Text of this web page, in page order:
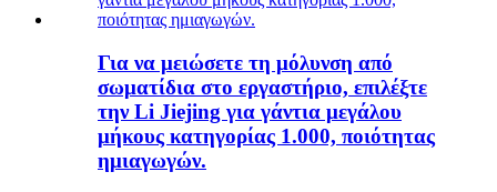
Για να μειώσετε τη μόλυνση από
σωματίδια στο εργαστήριο, επιλέξτε
την Li Jiejing για γάντια μεγάλου
μήκους κατηγορίας 1.000, ποιότητας
ημιαγωγών.